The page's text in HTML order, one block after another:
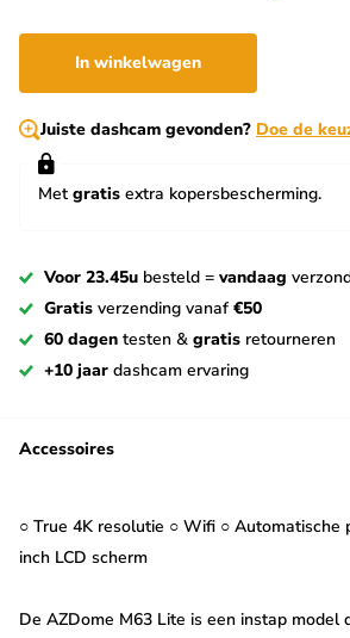
In winkelwagen
Juiste dashcam gevonden? Doe de
Met gratis extra kopersbescherming.
Voor 23.45u besteld = vandaag
Gratis verzending vanaf €50
60 dagen testen & gratis retourneren
+10 jaar dashcam ervaring
Accessoires
○ True 4K resolutie ○ Wifi ○ Automatische
inch LCD scherm
De AZDome M63 Lite is een instap model